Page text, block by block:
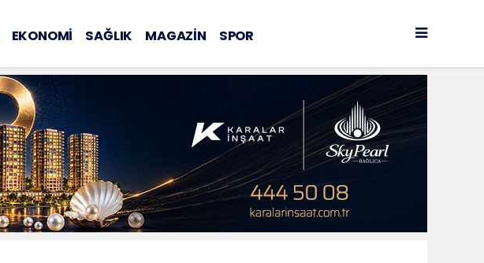
EKONOMİ SAĞLIK MAGAZİN SPOR